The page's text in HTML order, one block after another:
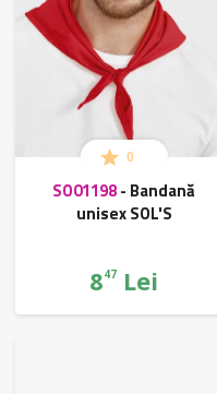
0
SO01198- Bandană
unisex SOL'S
847 Lei